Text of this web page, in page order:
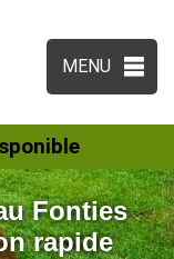
MENU
Fonties
rapide